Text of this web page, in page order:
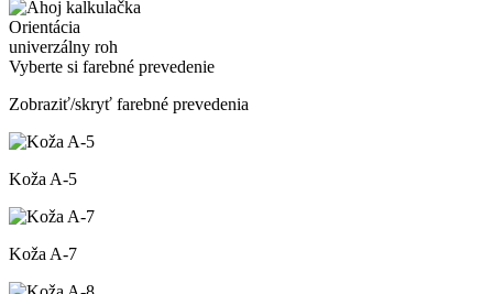
Orientácia
univerzálny roh
Vyberte si farebné prevedenie
Zobraziť/skryť farebné prevedenia
Koža A-5
Koža A-7